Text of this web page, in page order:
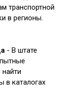
транспортной
в регионы.
- В штате
в каталогах